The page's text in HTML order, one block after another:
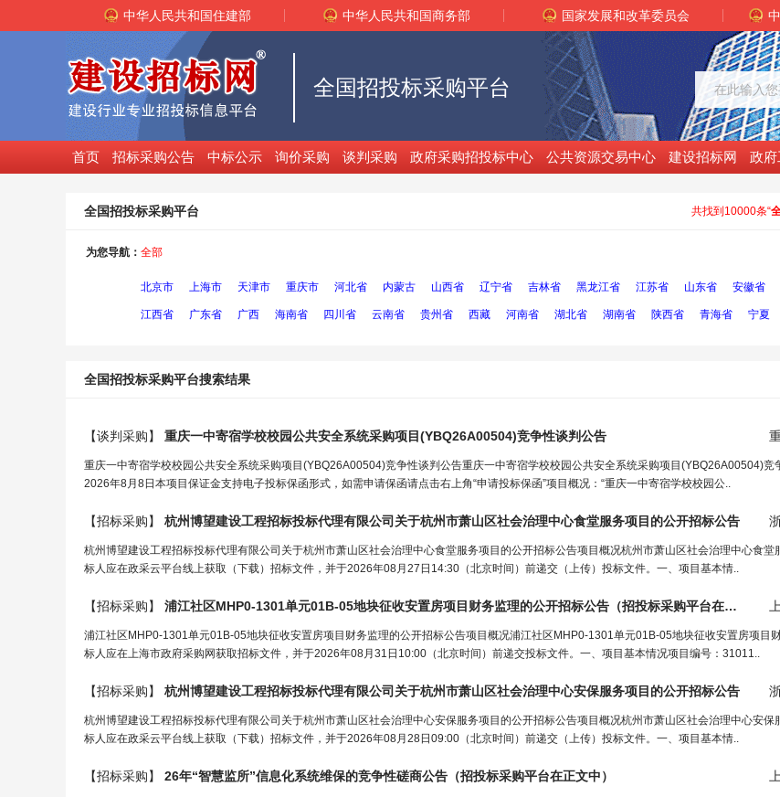
中华人民共和国住建部 中华人民共和国商务部 国家发展和改革委员会
全国招投标采购平台
首页 招标采购公告 中标公示 询价采购 谈判采购 政府采购招投标中心 公共资源交易中心 建设招标网 政
全国招投标采购平台 共找到10000条“
为您导航： 全部
北京市 上海市 天津市 重庆市 河北省 内蒙古 山西省 辽宁省 吉林省 黑龙江省 江苏省 山东省 安徽省
江西省 广东省 广西 海南省 四川省 云南省 贵州省 西藏 河南省 湖北省 湖南省 陕西省 青海省 宁夏
全国招投标采购平台搜索结果
【谈判采购】 重庆一中寄宿学校校园公共安全系统采购项目(YBQ26A00504)竞争性谈判公告
重庆一中寄宿学校校园公共安全系统采购项目(YBQ26A00504)竞争性谈判公告重庆一中寄宿学校校园公共安全系统采购项目(YBQ26A00504)竞
2026年8月8日本项目保证金支持电子投标保函形式，如需申请保函请点击右上角“申请投标保函”项目概况：“重庆一中寄宿学校校园公..
【招标采购】 杭州博望建设工程招标投标代理有限公司关于杭州市萧山区社会治理中心食堂服务项目的公开招标公告
杭州博望建设工程招标投标代理有限公司关于杭州市萧山区社会治理中心食堂服务项目的公开招标公告项目概况杭州市萧山区社会治理中心食堂
标人应在政采云平台线上获取（下载）招标文件，并于2026年08月27日14:30（北京时间）前递交（上传）投标文件。一、项目基本情..
【招标采购】 浦江社区MHP0-1301单元01B-05地块征收安置房项目财务监理的公开招标公告（招投标采购平台在正文中）
浦江社区MHP0-1301单元01B-05地块征收安置房项目财务监理的公开招标公告项目概况浦江社区MHP0-1301单元01B-05地块征收安置房项目
标人应在上海市政府采购网获取招标文件，并于2026年08月31日10:00（北京时间）前递交投标文件。一、项目基本情况项目编号：31011..
【招标采购】 杭州博望建设工程招标投标代理有限公司关于杭州市萧山区社会治理中心安保服务项目的公开招标公告
杭州博望建设工程招标投标代理有限公司关于杭州市萧山区社会治理中心安保服务项目的公开招标公告项目概况杭州市萧山区社会治理中心安保
标人应在政采云平台线上获取（下载）招标文件，并于2026年08月28日09:00（北京时间）前递交（上传）投标文件。一、项目基本情..
【招标采购】 26年“智慧监所”信息化系统维保的竞争性磋商公告（招投标采购平台在正文中）